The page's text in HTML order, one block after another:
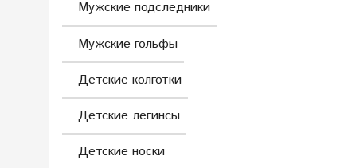
Мужские подследники
Мужские гольфы
Детские колготки
Детские легинсы
Детские носки